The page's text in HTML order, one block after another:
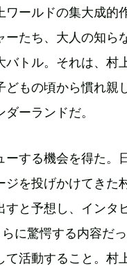
ールドの集大成的
たち、大人の知ら
トル。それは、村
どもの頃から慣れ親
ーランドだ。
ーする機会を得た。
ジを投げかけてきた
すと予想し、インタ
に驚愕する内容だっ
て活動すること。村